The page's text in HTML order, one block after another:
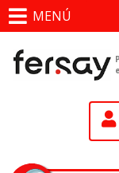
MENÚ